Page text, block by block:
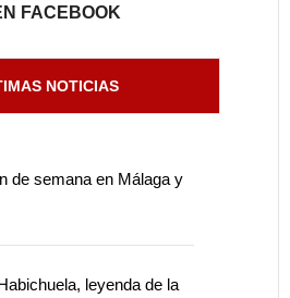
FACEBOOK
NOTICIAS
de semana en Málaga y
leyenda de la